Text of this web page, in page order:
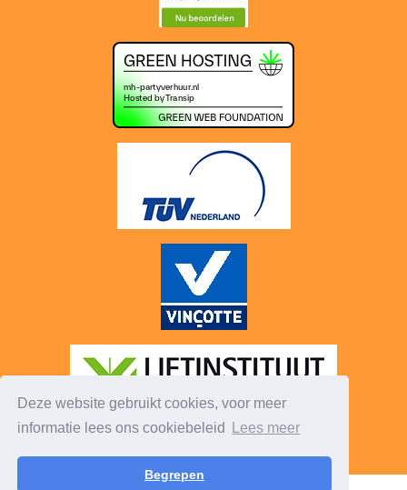
Deze website gebruikt cookies, voor meer
informatie lees ons cookiebeleid
Lees meer
Begrepen
© 2026 - Mh-PartyVerhuur